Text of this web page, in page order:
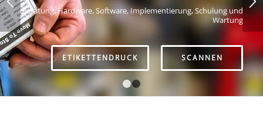
Beratung, Hardware, Software, Implementierung, Schulung und
Wartung
ETIKETTENDRUCK SCANNEN